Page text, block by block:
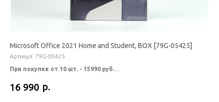
Microsoft Office 2021 Home and Student, BOX [79G-05425]
Артикул: 79G-05425
При покупке от 10 шт. - 15990 руб.
16 990 р.